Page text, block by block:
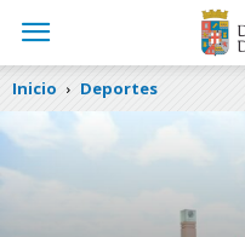
Inicio Deportes